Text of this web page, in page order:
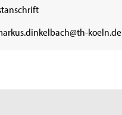
koeln.de